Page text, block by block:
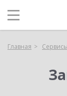
Главная